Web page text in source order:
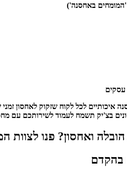
עסקים
איכותיים לכל לקוח שזקוק
בצ'יק תשמח לעמוד לשירותכם עם
הובלה ואחסון? פנו לצוות
בהקדם